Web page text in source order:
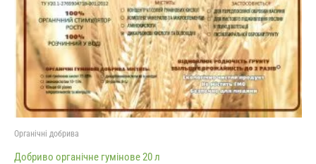
Органічні добрива
Добриво органічне гумінове 20 л